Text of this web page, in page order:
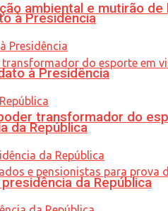
ambiental e mutirão
transformador do
à Presidência
à Presidência
da República
da República